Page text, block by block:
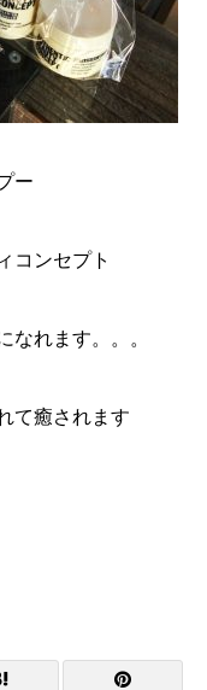
ー
コンセプト
なれます。。。
て癒されます